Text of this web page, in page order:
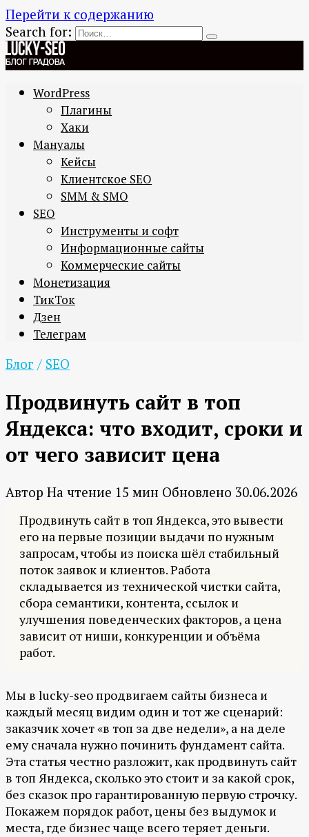
Перейти к содержанию
Search for:
WordPress
Плагины
Хаки
Мануалы
Кейсы
Клиентское SEO
SMM & SMO
SEO
Инструменты и софт
Информационные сайты
Коммерческие сайты
Монетизация
ТикТок
Дзен
Телеграм
Блог / SEO
Продвинуть сайт в топ
Яндекса: что входит, сроки и
от чего зависит цена
Автор На чтение 15 мин Обновлено 30.06.2026
Продвинуть сайт в топ Яндекса, это вывести
его на первые позиции выдачи по нужным
запросам, чтобы из поиска шёл стабильный
поток заявок и клиентов. Работа
складывается из технической чистки сайта,
сбора семантики, контента, ссылок и
улучшения поведенческих факторов, а цена
зависит от ниши, конкуренции и объёма
работ.
Мы в lucky-seo продвигаем сайты бизнеса и
каждый месяц видим один и тот же сценарий:
заказчик хочет «в топ за две недели», а на деле
ему сначала нужно починить фундамент сайта.
Эта статья честно разложит, как продвинуть сайт
в топ Яндекса, сколько это стоит и за какой срок,
без сказок про гарантированную первую строчку.
Покажем порядок работ, цены без выдумок и
места, где бизнес чаще всего теряет деньги.